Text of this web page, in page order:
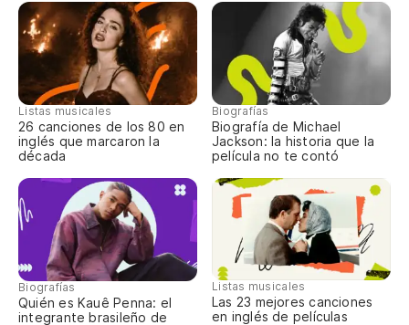
Listas musicales
26 canciones de los 80 en
inglés que marcaron la
década
Biografías
Biografía de Michael
Jackson: la historia que la
película no te contó
Biografías
Quién es Kauê Penna: el
integrante brasileño de
Listas musicales
Las 23 mejores canciones
en inglés de películas